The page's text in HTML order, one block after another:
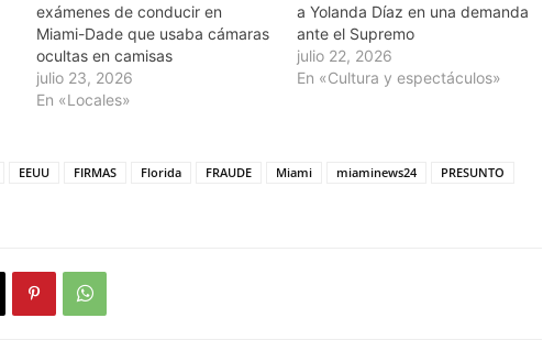
exámenes de conducir en
Miami-Dade que usaba cámaras
ocultas en camisas
julio 23, 2026
En «Locales»
a Yolanda Díaz en una demanda
ante el Supremo
julio 22, 2026
En «Cultura y espectáculos»
EEUU FIRMAS Florida FRAUDE Miami miaminews24
PRESUNTO